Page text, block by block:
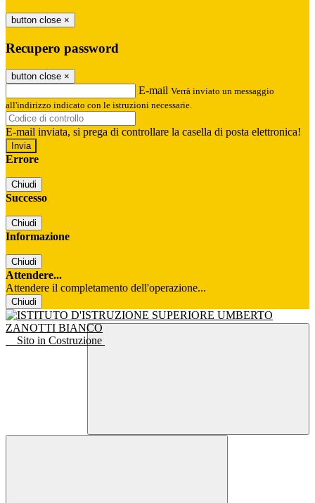
button close ×
Recupero password
button close ×
E-mail Verrà inviato un messaggio
all'indirizzo indicato con le istruzioni necessarie.
E-mail inviata, si prega di controllare la casella di posta elettronica!
Errore
Chiudi
Successo
Chiudi
Informazione
Chiudi
Attendere...
Attendere il completamento dell'operazione...
Chiudi
Sito in Costruzione